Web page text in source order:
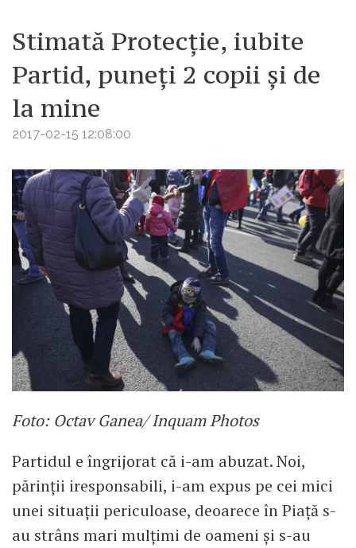
Stimată Protecție, iubite
Partid, puneți 2 copii și de
la mine
2017-02-15 12:08:00
Foto: Octav Ganea/ Inquam Photos
Partidul e îngrijorat că i-am abuzat. Noi,
părinții iresponsabili, i-am expus pe cei mici
unei situații periculoase, deoarece în Piață s-
au strâns mari mulțimi de oameni și s-au